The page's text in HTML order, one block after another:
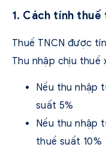
1. Cách tính thuế
Thuế TNCN được
Thu nhập chịu thuế
Nếu thu nhập
suất 5%
Nếu thu nhập
thuế suất 10%